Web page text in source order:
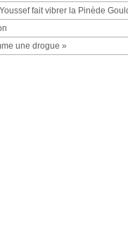
fait vibrer la Pinède
une drogue »